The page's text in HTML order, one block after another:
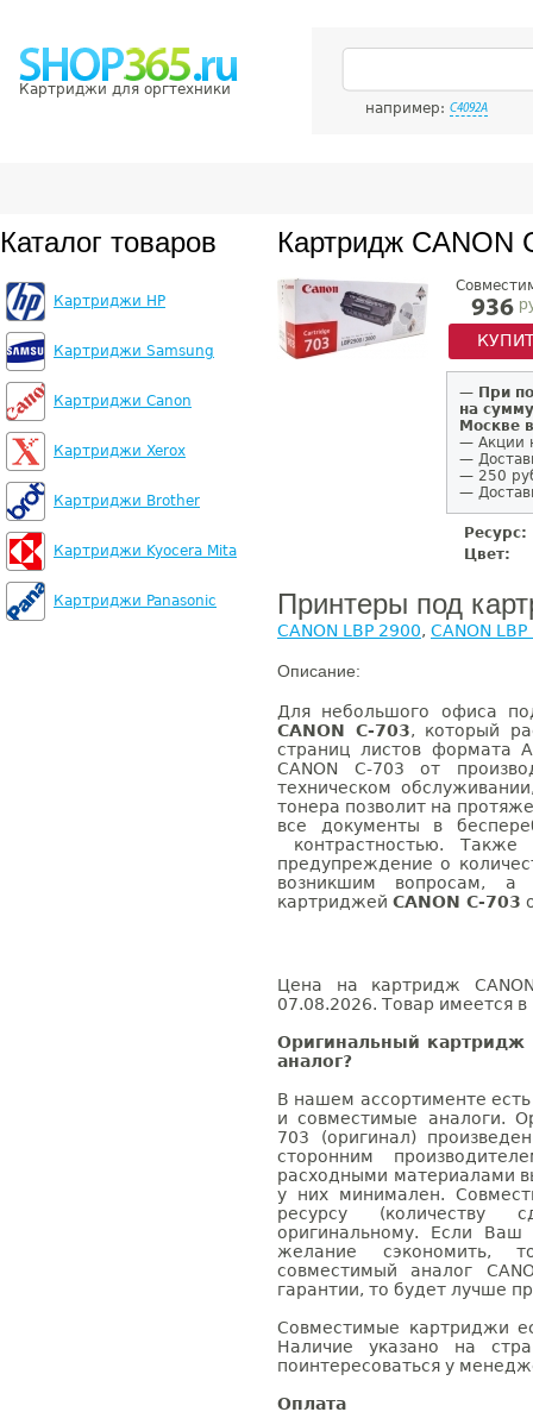
Картриджи для оргтехники
например: C4092A
Каталог товаров
Картриджи HP
Картриджи Samsung
Картриджи Canon
Картриджи Xerox
Картриджи Brother
Картриджи Kyocera Mita
Картриджи Panasonic
Картридж CANON
936
— При
на
Москве
— Акции
—
— 250
—
Ресурс:
Цвет:
Принтеры под
CANON LBP 2900, CANON
Описание:
Для небольшого офиса
CANON C-703, который
страниц листов формата
CANON C-703 от
техническом
тонера позволит на
все документы в
контрастностью. Также
предупреждение о
возникшим вопросам,
картриджей CANON C-703
Цена на картридж
07.08.2026. Товар имеется в
Оригинальный картридж
аналог?
В нашем ассортименте
и совместимые аналоги.
703 (оригинал)
сторонним
расходными материалами
у них минимален.
ресурсу (количеству
оригинальному. Если
желание сэкономить,
совместимый аналог
гарантии, то будет лучше
Совместимые картриджи
Наличие указано на
поинтересоваться у
Оплата